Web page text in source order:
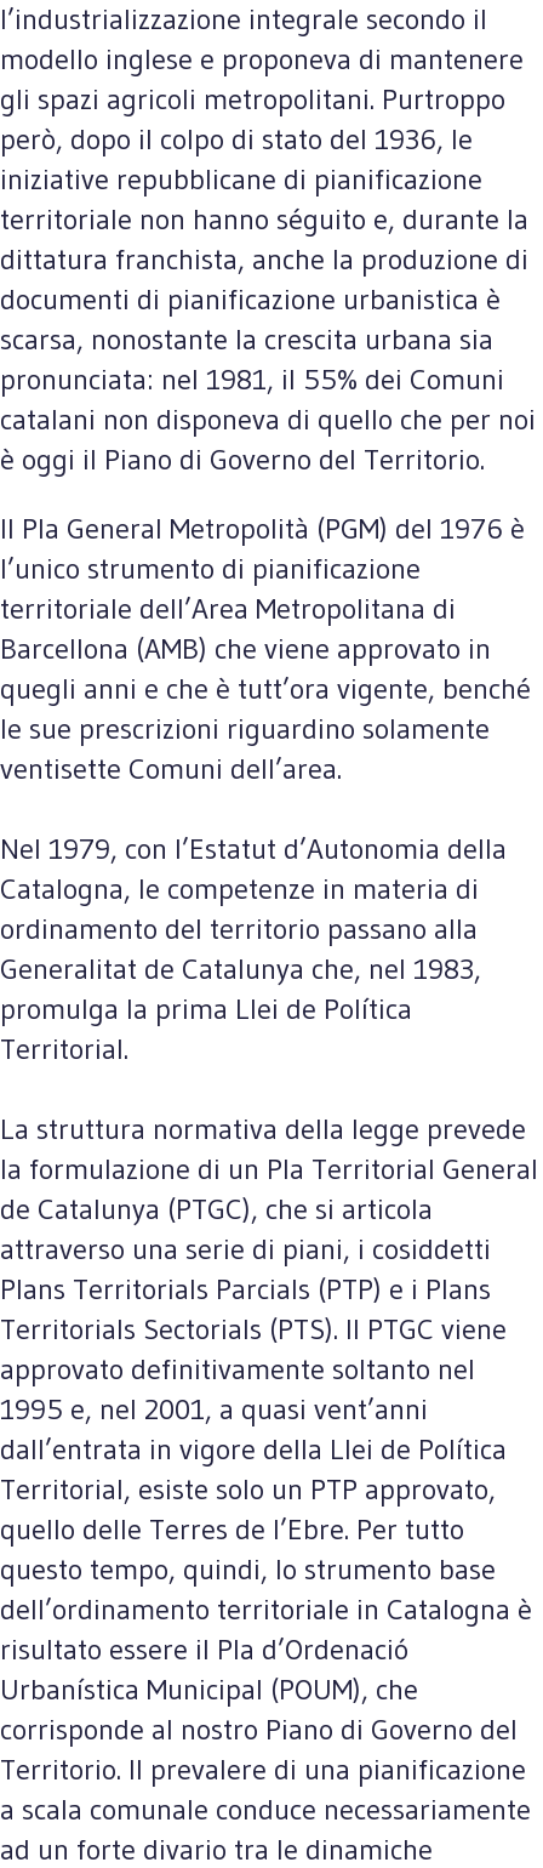
l’industrializzazione integrale secondo il
modello inglese e proponeva di mantenere
gli spazi agricoli metropolitani. Purtroppo
però, dopo il colpo di stato del 1936, le
iniziative repubblicane di pianificazione
territoriale non hanno séguito e, durante la
dittatura franchista, anche la produzione di
documenti di pianificazione urbanistica è
scarsa, nonostante la crescita urbana sia
pronunciata: nel 1981, il 55% dei Comuni
catalani non disponeva di quello che per noi
è oggi il Piano di Governo del Territorio.
Il Pla General Metropolità (PGM) del 1976 è
l’unico strumento di pianificazione
territoriale dell’Area Metropolitana di
Barcellona (AMB) che viene approvato in
quegli anni e che è tutt’ora vigente, benché
le sue prescrizioni riguardino solamente
ventisette Comuni dell’area.
Nel 1979, con l’Estatut d’Autonomia della
Catalogna, le competenze in materia di
ordinamento del territorio passano alla
Generalitat de Catalunya che, nel 1983,
promulga la prima Llei de Política
Territorial.
La struttura normativa della legge prevede
la formulazione di un Pla Territorial General
de Catalunya (PTGC), che si articola
attraverso una serie di piani, i cosiddetti
Plans Territorials Parcials (PTP) e i Plans
Territorials Sectorials (PTS). Il PTGC viene
approvato definitivamente soltanto nel
1995 e, nel 2001, a quasi vent’anni
dall’entrata in vigore della Llei de Política
Territorial, esiste solo un PTP approvato,
quello delle Terres de l’Ebre. Per tutto
questo tempo, quindi, lo strumento base
dell’ordinamento territoriale in Catalogna è
risultato essere il Pla d’Ordenació
Urbanística Municipal (POUM), che
corrisponde al nostro Piano di Governo del
Territorio. Il prevalere di una pianificazione
a scala comunale conduce necessariamente
ad un forte divario tra le dinamiche